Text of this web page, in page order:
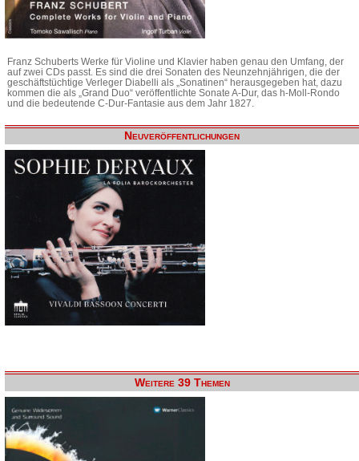
Franz Schuberts Werke für Violine und Klavier haben genau den Umfang, der
auf zwei CDs passt. Es sind die drei Sonaten des Neunzehnjährigen, die der
geschäftstüchtige Verleger Diabelli als „Sonatinen“ herausgegeben hat, dazu
kommen die als „Grand Duo“ veröffentlichte Sonate A-Dur, das h-Moll-Rondo
und die bedeutende C-Dur-Fantasie aus dem Jahr 1827.
Neuveröffentlichungen
Weitere 39 Themen